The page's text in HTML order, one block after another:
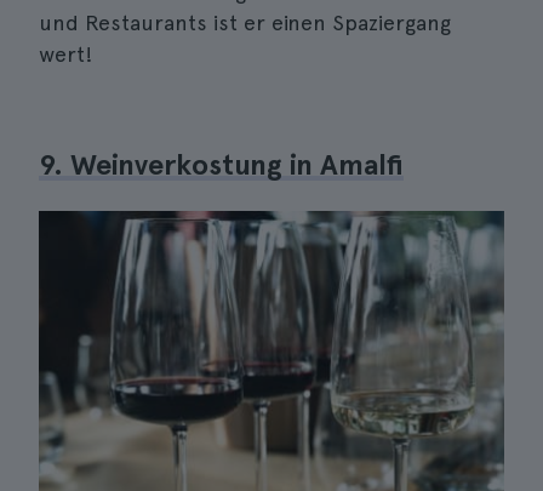
und Restaurants ist er einen Spaziergang
wert!
9. Weinverkostung in Amalfi